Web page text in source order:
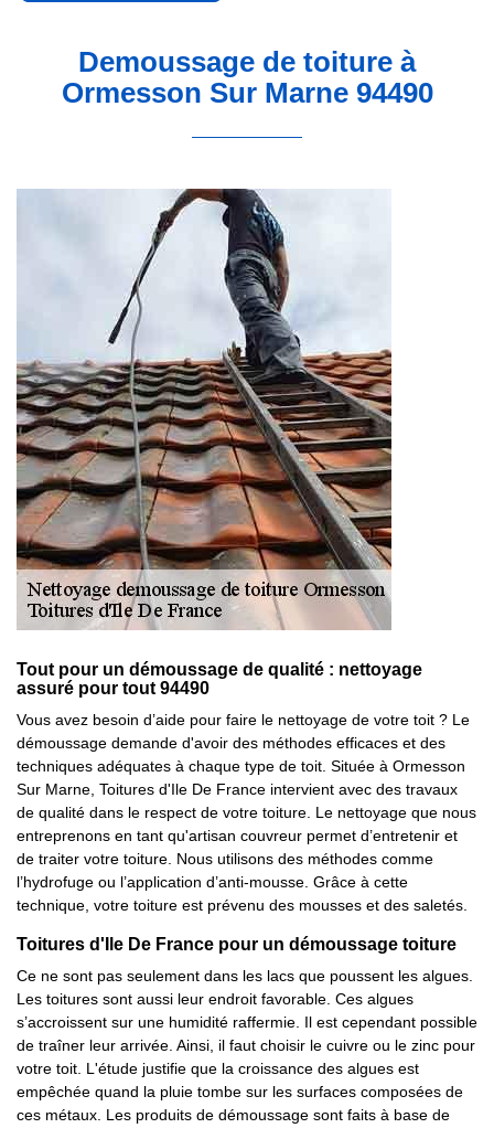
Demoussage de toiture à
Ormesson Sur Marne 94490
Tout pour un démoussage de qualité : nettoyage
assuré pour tout 94490
Vous avez besoin d’aide pour faire le nettoyage de votre toit ? Le
démoussage demande d'avoir des méthodes efficaces et des
techniques adéquates à chaque type de toit. Située à Ormesson
Sur Marne, Toitures d'Ile De France intervient avec des travaux
de qualité dans le respect de votre toiture. Le nettoyage que nous
entreprenons en tant qu'artisan couvreur permet d’entretenir et
de traiter votre toiture. Nous utilisons des méthodes comme
l’hydrofuge ou l’application d’anti-mousse. Grâce à cette
technique, votre toiture est prévenu des mousses et des saletés.
Toitures d'Ile De France pour un démoussage toiture
Ce ne sont pas seulement dans les lacs que poussent les algues.
Les toitures sont aussi leur endroit favorable. Ces algues
s’accroissent sur une humidité raffermie. Il est cependant possible
de traîner leur arrivée. Ainsi, il faut choisir le cuivre ou le zinc pour
votre toit. L'étude justifie que la croissance des algues est
empêchée quand la pluie tombe sur les surfaces composées de
ces métaux. Les produits de démoussage sont faits à base de